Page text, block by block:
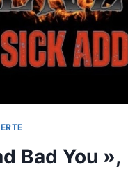
EP
TOUCHANT
ET
PROFONDÉMENT
SINCÈRE
Bad You »,